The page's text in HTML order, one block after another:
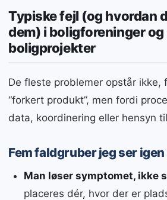
Typiske fejl (og hvordan
dem) i boligforeninger og
boligprojekter
De fleste problemer opstår
“forkert produkt”, men fordi
data, koordinering eller hensyn
Fem faldgruber jeg ser
Man løser symptomet, ikke
placeres dér, hvor der er